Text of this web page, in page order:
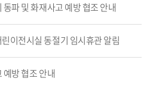
파 및 화재사고 예방 협조 안내
이전시실 동절기 임시휴관 알림
방 협조 안내